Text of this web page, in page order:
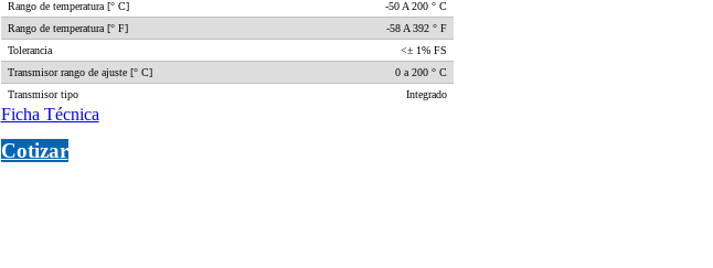
Rango de temperatura [° C]
-50 A 200 ° C
Rango de temperatura [° F]
-58 A 392 ° F
Tolerancia
<± 1% FS
Transmisor rango de ajuste [° C]
0 a 200 ° C
Transmisor tipo
Integrado
Ficha Técnica
Cotizar